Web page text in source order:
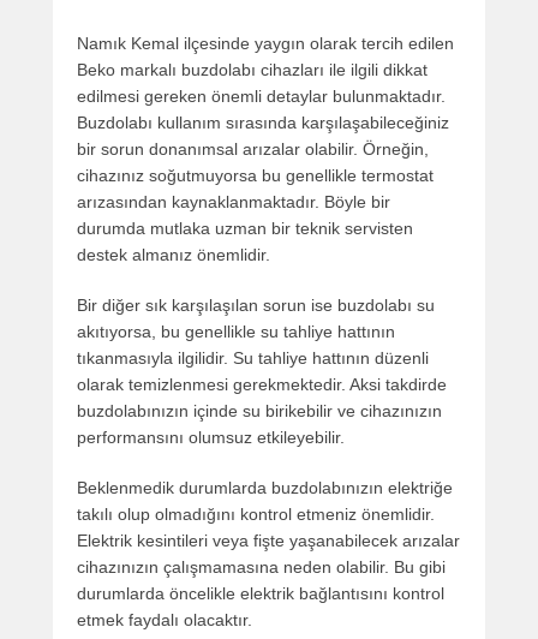
Namık Kemal ilçesinde yaygın olarak tercih edilen
Beko markalı buzdolabı cihazları ile ilgili dikkat
edilmesi gereken önemli detaylar bulunmaktadır.
Buzdolabı kullanım sırasında karşılaşabileceğiniz
bir sorun donanımsal arızalar olabilir. Örneğin,
cihazınız soğutmuyorsa bu genellikle termostat
arızasından kaynaklanmaktadır. Böyle bir
durumda mutlaka uzman bir teknik servisten
destek almanız önemlidir.
Bir diğer sık karşılaşılan sorun ise buzdolabı su
akıtıyorsa, bu genellikle su tahliye hattının
tıkanmasıyla ilgilidir. Su tahliye hattının düzenli
olarak temizlenmesi gerekmektedir. Aksi takdirde
buzdolabınızın içinde su birikebilir ve cihazınızın
performansını olumsuz etkileyebilir.
Beklenmedik durumlarda buzdolabınızın elektriğe
takılı olup olmadığını kontrol etmeniz önemlidir.
Elektrik kesintileri veya fişte yaşanabilecek arızalar
cihazınızın çalışmamasına neden olabilir. Bu gibi
durumlarda öncelikle elektrik bağlantısını kontrol
etmek faydalı olacaktır.